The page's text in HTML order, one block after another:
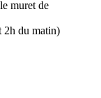
muret de
2h du matin)